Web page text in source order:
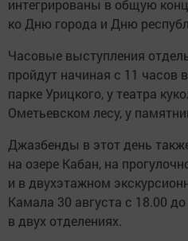
интегрированы в общую
ко Дню города и Дню
Часовые выступления
пройдут начиная с 11 часов
парке Урицкого, у театра
Ометьевском лесу, у
Джазбенды в этот день
на озере Кабан, на
и в двухэтажном
Камала 30 августа с 18.00
в двух отделениях.